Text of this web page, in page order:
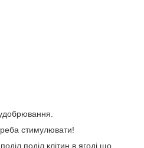
стимулювати!
поділ клітин в ягоді,що